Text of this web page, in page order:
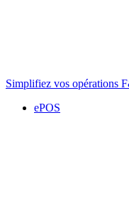
Simplifiez vos opérations
ePOS